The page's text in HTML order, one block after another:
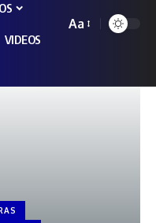
VIDEOS
Aa